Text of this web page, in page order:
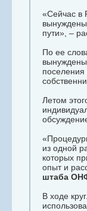
«Сейчас в
вынуждены
пути», –
По ее
вынуждены
поселения
Летом
из одной
которых
опыт и
штаба
В ходе